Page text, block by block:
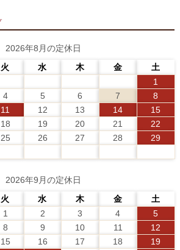
2026年8月の定休日
火 水 木 金
土
1
4 5 6 7
8
11 12 13 14
15
18 19 20 21
22
25 26 27 28
29
2026年9月の定休日
火 水 木 金
土
1
2 3 4
5
8 9 10 11
12
15 16 17 18
19